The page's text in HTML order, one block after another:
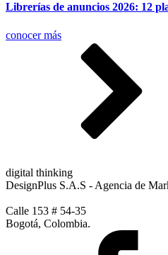
Librerías de anuncios 2026: 12
conocer más
digital thinking
DesignPlus S.A.S - Agencia de
Calle 153 # 54-35
Bogotá, Colombia.